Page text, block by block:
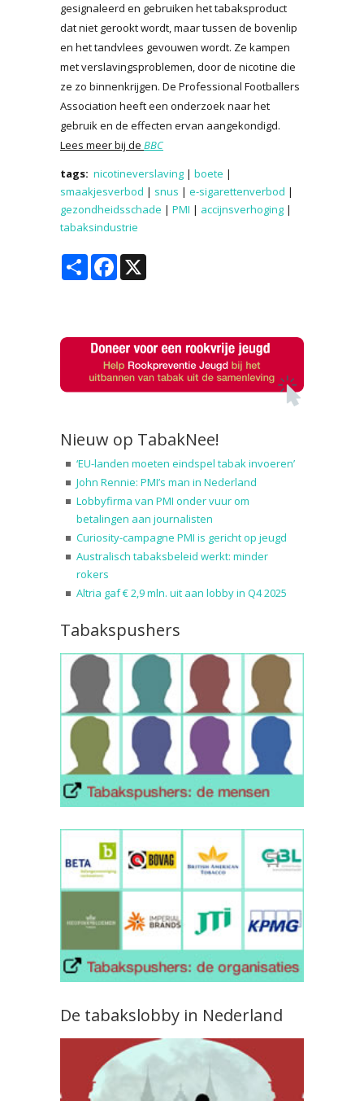
gesignaleerd en gebruiken het tabaksproduct
dat niet gerookt wordt, maar tussen de bovenlip
en het tandvlees gevouwen wordt. Ze kampen
met verslavingsproblemen, door de nicotine die
ze zo binnenkrijgen. De Professional Footballers
Association heeft een onderzoek naar het
gebruik en de effecten ervan aangekondigd.
Lees meer bij de BBC
tags: nicotineverslaving | boete |
smaakjesverbod | snus | e-sigarettenverbod |
gezondheidsschade | PMI | accijnsverhoging |
tabaksindustrie
Share Facebook
Nieuw op TabakNee!
‘EU-landen moeten eindspel tabak invoeren’
John Rennie: PMI’s man in Nederland
Lobbyfirma van PMI onder vuur om
betalingen aan journalisten
Curiosity-campagne PMI is gericht op jeugd
Australisch tabaksbeleid werkt: minder
rokers
Altria gaf € 2,9 mln. uit aan lobby in Q4 2025
Tabakspushers
De tabakslobby in Nederland